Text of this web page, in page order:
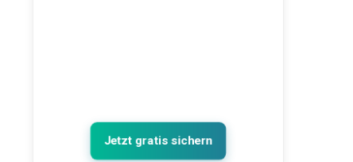
Jetzt gratis sichern